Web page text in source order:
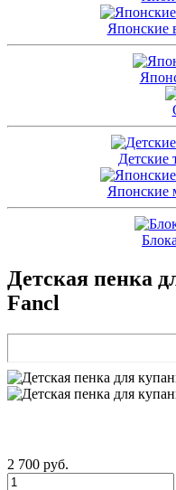
Японские
Детские
Японские
Детская пенка
Fancl
2 700 руб.